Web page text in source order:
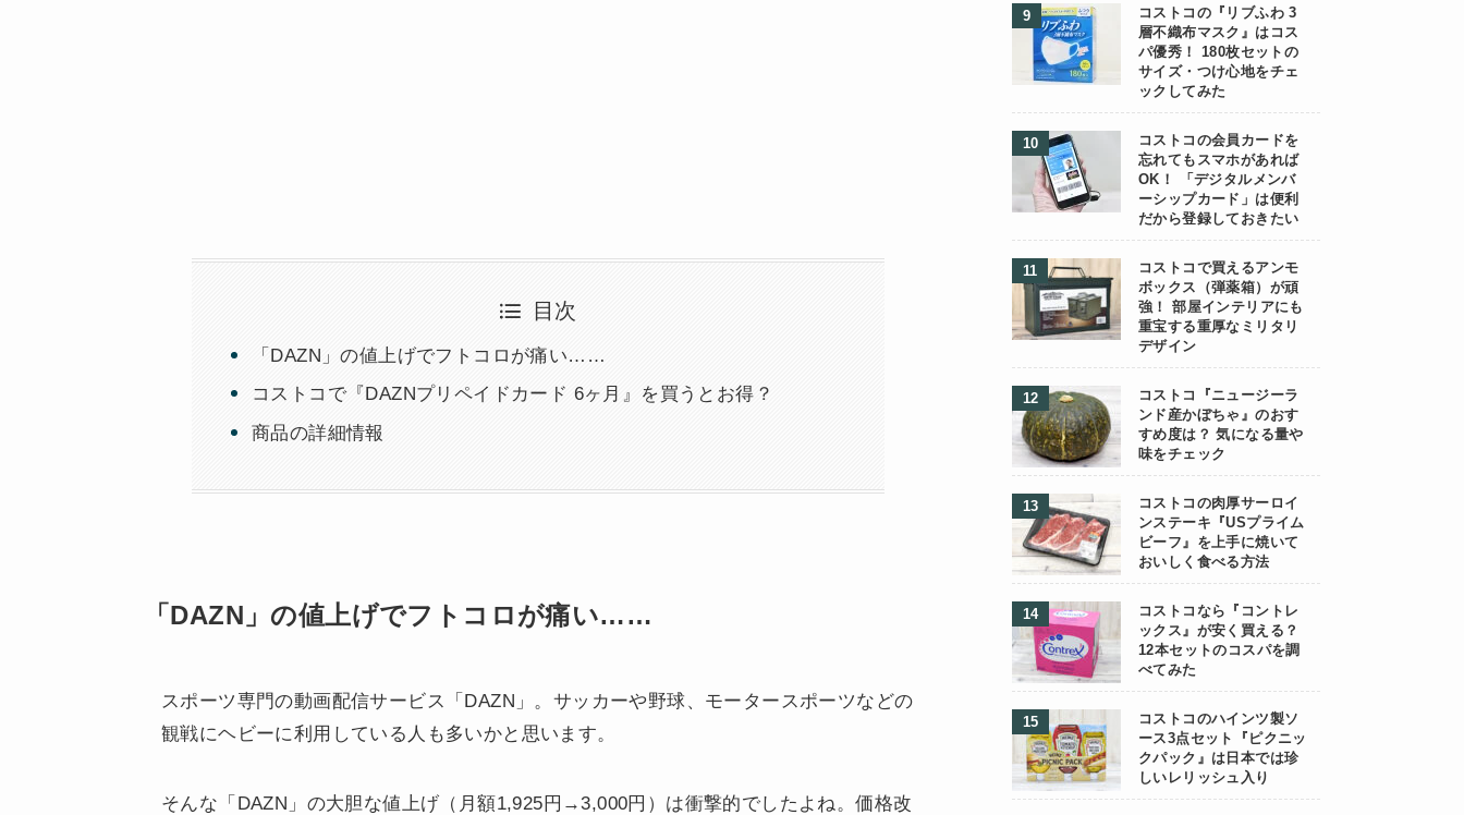
目次
「DAZN」の値上げでフトコロが痛い……
コストコで『DAZNプリペイドカード 6ヶ月』を買うとお得？
商品の詳細情報
「DAZN」の値上げでフトコロが痛い……
スポーツ専門の動画配信サービス「DAZN」。サッカーや野球、モータースポーツなどの
観戦にヘビーに利用している人も多いかと思います。
そんな「DAZN」の大胆な値上げ（月額1,925円→3,000円）は衝撃的でしたよね。価格改
コストコの『リブふわ 3
層不織布マスク』はコス
パ優秀！ 180枚セットの
サイズ・つけ心地をチェ
ックしてみた
コストコの会員カードを
忘れてもスマホがあれば
OK！ 「デジタルメンバ
ーシップカード」は便利
だから登録しておきたい
コストコで買えるアンモ
ボックス（弾薬箱）が頑
強！ 部屋インテリアにも
重宝する重厚なミリタリ
デザイン
コストコ『ニュージーラ
ンド産かぼちゃ』のおす
すめ度は？ 気になる量や
味をチェック
コストコの肉厚サーロイ
ンステーキ『USプライム
ビーフ』を上手に焼いて
おいしく食べる方法
コストコなら『コントレ
ックス』が安く買える？
12本セットのコスパを調
べてみた
コストコのハインツ製ソ
ース3点セット『ピクニッ
クパック』は日本では珍
しいレリッシュ入り